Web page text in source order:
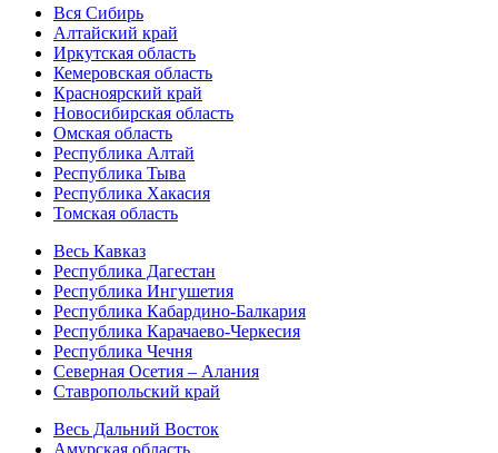
Вся Сибирь
Алтайский край
Иркутская область
Кемеровская область
Красноярский край
Новосибирская область
Омская область
Республика Алтай
Республика Тыва
Республика Хакасия
Томская область
Весь Кавказ
Республика Дагестан
Республика Ингушетия
Республика Кабардино-Балкария
Республика Карачаево-Черкесия
Республика Чечня
Северная Осетия – Алания
Ставропольский край
Весь Дальний Восток
Амурская область